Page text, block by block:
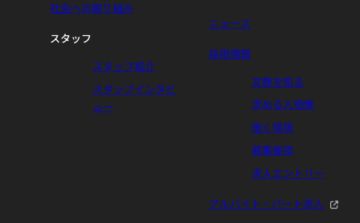
社会への取り組み
スタッフ
スタッフ紹介
スタッフインタビ
ュー
ニュース
採用情報
文教を知る
求める人物像
働く環境
募集要項
求人エントリー
アルバイト・パート求人